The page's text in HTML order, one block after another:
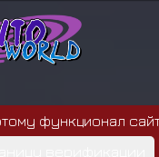
функционал